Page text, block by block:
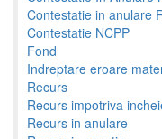
Contestatie in anulare
Contestatie NCPP
Fond
Indreptare eroare
Recurs
Recurs impotriva
Recurs in anulare